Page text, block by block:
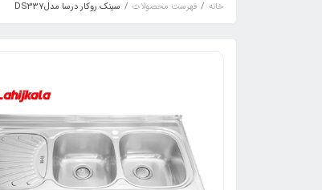
خانه فهرست محصولات سينک روکار درسا مدلDS337